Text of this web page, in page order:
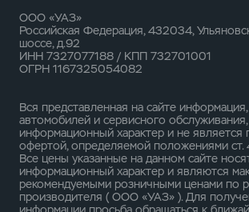
ООО «УАЗ»
Российская Федерация, 432034,
шоссе, д.92
ИНН 7327077188 / КПП 732701001
ОГРН 1167325054082
Вся представленная на сайте
автомобилей и сервисного
информационный характер и не является
офертой, определяемой положениями
Все цены указанные на данном сайте
информационный характер и являются
рекомендуемыми розничными ценами по
производителя ( ООО «УАЗ» ). Для